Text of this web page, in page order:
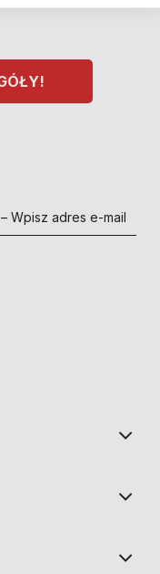
Wpisz adres e-mail